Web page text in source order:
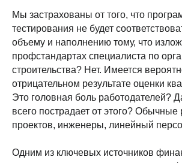
Мы застрахованы от того, что
тестирования не будет
объему и наполнению тому, что
профстандартах специалиста по
строительства? Нет. Имеется
отрицательном результате оценки
Это головная боль работодателей?
всего пострадает от этого? Обычные
проектов, инженеры, линейный
Одним из ключевых источников
ПОДПИСАТЬСЯ